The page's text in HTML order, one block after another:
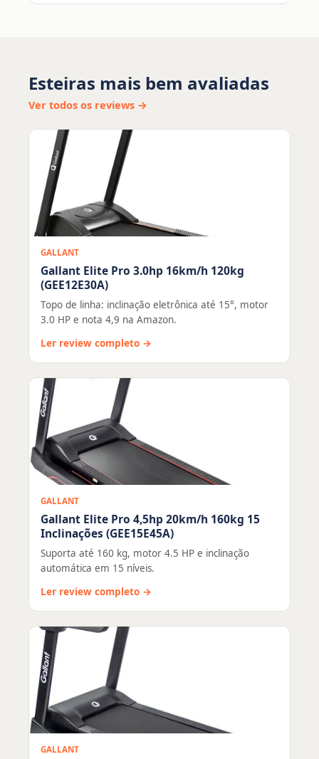
Esteiras mais bem avaliadas
Ver todos os reviews →
GALLANT
Gallant Elite Pro 3.0hp 16km/h 120kg
(GEE12E30A)
Topo de linha: inclinação eletrônica até 15°, motor
3.0 HP e nota 4,9 na Amazon.
Ler review completo →
GALLANT
Gallant Elite Pro 4,5hp 20km/h 160kg 15
Inclinações (GEE15E45A)
Suporta até 160 kg, motor 4.5 HP e inclinação
automática em 15 níveis.
Ler review completo →
GALLANT